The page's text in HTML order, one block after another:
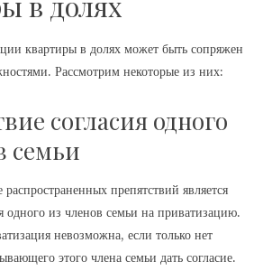
квартиры в долях может быть сопряжен
Рассмотрим некоторые из них:
согласия одного
семьи
препятствий является
одного из членов семьи на приватизацию.
невозможна, если только нет
этого члена семьи дать согласие.